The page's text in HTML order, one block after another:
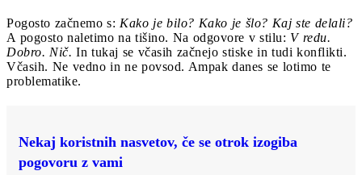
Pogosto začnemo s: Kako je bilo? Kako je šlo? Kaj ste delali?
A pogosto naletimo na tišino. Na odgovore v stilu: V redu.
Dobro. Nič. In tukaj se včasih začnejo stiske in tudi konflikti.
Včasih. Ne vedno in ne povsod. Ampak danes se lotimo te
problematike.
Nekaj koristnih nasvetov, če se otrok izogiba
pogovoru z vami